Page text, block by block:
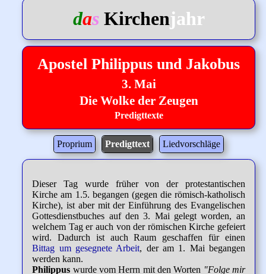
das Kirchenjahr
Apostel Philippus und Jakobus
3. Mai
Die Wolke der Zeugen
Predigttexte
Proprium Predigttext Liedvorschläge
Dieser Tag wurde früher von der protestantischen
Kirche am 1.5. begangen (gegen die römisch-katholisch
Kirche), ist aber mit der Einführung des Evangelischen
Gottesdienstbuches auf den 3. Mai gelegt worden, an
welchem Tag er auch von der römischen Kirche gefeiert
wird. Dadurch ist auch Raum geschaffen für einen
Bittag um gesegnete Arbeit, der am 1. Mai begangen
werden kann.
Philippus wurde vom Herrn mit den Worten "Folge mir